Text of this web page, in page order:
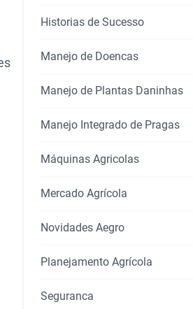
Historias de Sucesso
Manejo de Doencas
Manejo de Plantas Daninhas
Manejo Integrado de Pragas
Máquinas Agricolas
Mercado Agrícola
Novidades Aegro
Planejamento Agrícola
Seguranca